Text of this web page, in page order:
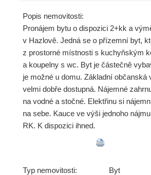
Popis nemovitosti:
Pronájem bytu o dispozici 2+kk a
v Hazlově. Jedná se o přízemní byt,
z prostorné místnosti s kuchyňským
a koupelny s wc. Byt je částečně
je možné u domu. Základní občanská
velmi dobře dostupná. Nájemné
na vodné a stočné. Elektřinu si
na sebe. Kauce ve výši jednoho
RK. K dispozici ihned.
Typ nemovitosti:
Byt